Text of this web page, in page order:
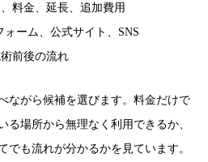
料金、延長、追加費用
ーム、公式サイト、SNS
前後の流れ
ながら候補を選びます。料金だけで
る場所から無理なく利用できるか、
でも流れが分かるかを見ています。